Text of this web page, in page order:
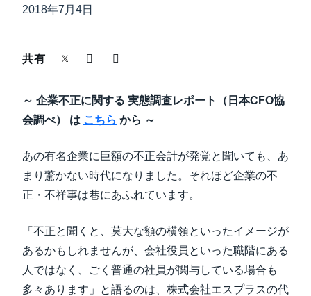
Belgium (English)
Norway (English)
中堅・中小企業
製品情報
導入事例
サステナビリティ
働きかた改革
2018年7月4日
共有
～ 企業不正に関する 実態調査レポート（日本CFO協
会調べ） は こちら から ～
あの有名企業に巨額の不正会計が発覚と聞いても、あ
まり驚かない時代になりました。それほど企業の不
正・不祥事は巷にあふれています。
「不正と聞くと、莫大な額の横領といったイメージが
あるかもしれませんが、会社役員といった職階にある
人ではなく、ごく普通の社員が関与している場合も
多々あります」と語るのは、株式会社エスプラスの代